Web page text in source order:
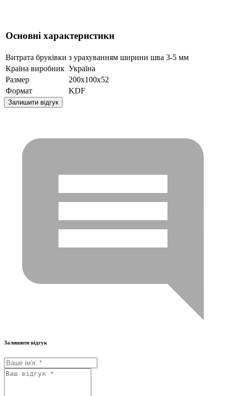
Основні характеристики
Витрата бруківки з урахуванням ширини шва 3-5 мм
Країна виробник Україна
Размер
200x100x52
Формат
KDF
Залишити відгук
Залишити відгук